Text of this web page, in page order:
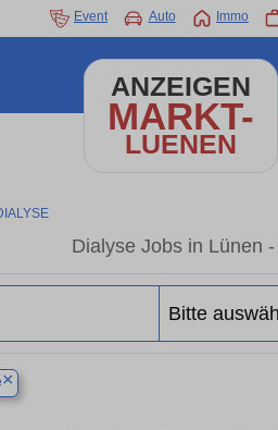
Event Auto Immo
ANZEIGEN
MARKT-
LUENEN
Dialyse Jobs in Lünen
×